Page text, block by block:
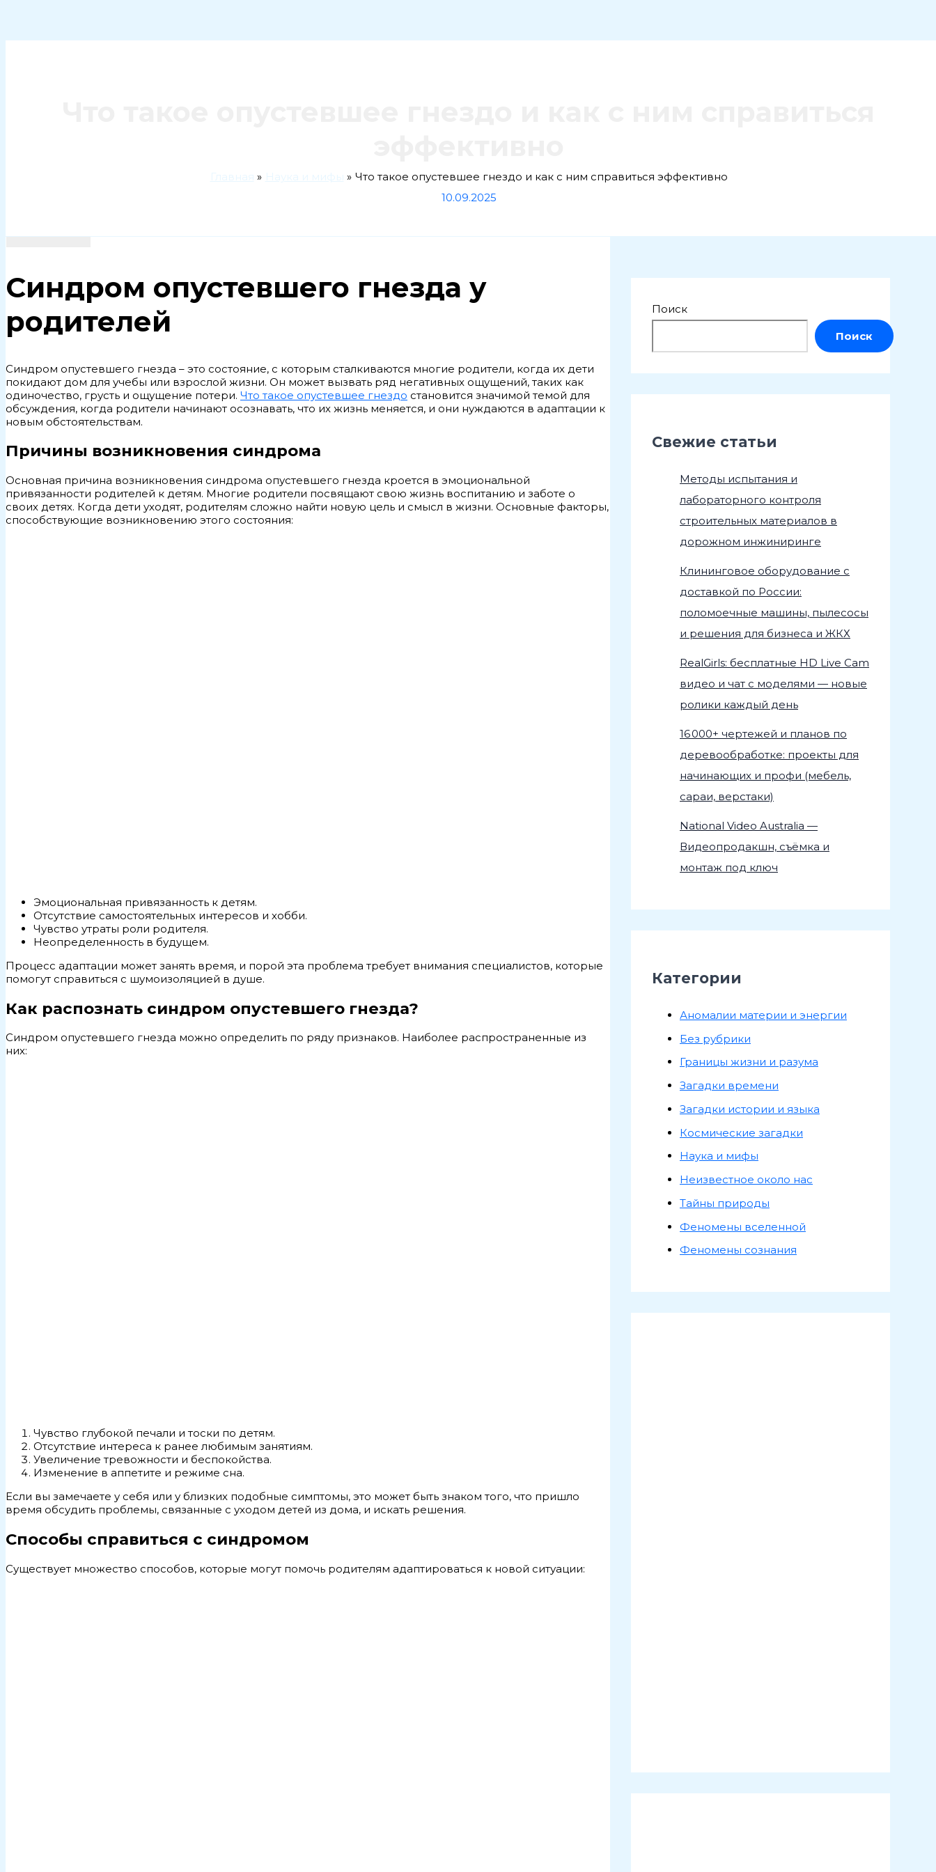
Главная Наука и мифы
Что такое опустевшее гнездо и как с ним справиться эффективно
10.09.2025
Синдром опустевшего гнезда у
родителей
Синдром опустевшего гнезда – это состояние, с которым сталкиваются многие родители, когда их дети
покидают дом для учебы или взрослой жизни. Он может вызвать ряд негативных ощущений, таких как
одиночество, грусть и ощущение потери. Что такое опустевшее гнездо становится значимой темой для
обсуждения, когда родители начинают осознавать, что их жизнь меняется, и они нуждаются в адаптации к
новым обстоятельствам.
Причины возникновения синдрома
Основная причина возникновения синдрома опустевшего гнезда кроется в эмоциональной
привязанности родителей к детям. Многие родители посвящают свою жизнь воспитанию и заботе о
своих детях. Когда дети уходят, родителям сложно найти новую цель и смысл в жизни. Основные факторы,
способствующие возникновению этого состояния:
Эмоциональная привязанность к детям.
Отсутствие самостоятельных интересов и хобби.
Чувство утраты роли родителя.
Неопределенность в будущем.
Процесс адаптации может занять время, и порой эта проблема требует внимания специалистов, которые
помогут справиться с шумоизоляцией в душе.
Как распознать синдром опустевшего гнезда?
Синдром опустевшего гнезда можно определить по ряду признаков. Наиболее распространенные из
них:
Чувство глубокой печали и тоски по детям.
Отсутствие интереса к ранее любимым занятиям.
Увеличение тревожности и беспокойства.
Изменение в аппетите и режиме сна.
Если вы замечаете у себя или у близких подобные симптомы, это может быть знаком того, что пришло
время обсудить проблемы, связанные с уходом детей из дома, и искать решения.
Способы справиться с синдромом
Существует множество способов, которые могут помочь родителям адаптироваться к новой ситуации:
Поиск
Поиск
Свежие статьи
Методы испытания и
лабораторного контроля
строительных материалов в
дорожном инжиниринге
Клининговое оборудование с
доставкой по России:
поломоечные машины, пылесосы
и решения для бизнеса и ЖКХ
RealGirls: бесплатные HD Live Cam
видео и чат с моделями — новые
ролики каждый день
16 000+ чертежей и планов по
деревообработке: проекты для
начинающих и профи (мебель,
сараи, верстаки)
National Video Australia —
Видеопродакшн, съёмка и
монтаж под ключ
Категории
Аномалии материи и энергии
Без рубрики
Границы жизни и разума
Загадки времени
Загадки истории и языка
Космические загадки
Наука и мифы
Неизвестное около нас
Тайны природы
Феномены вселенной
Феномены сознания